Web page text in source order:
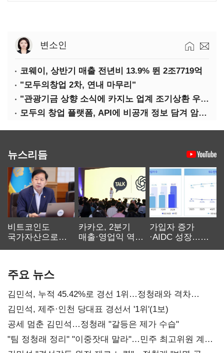
변소인
코웨이, 상반기 매출 전년비 13.9% 뛴 2조7719억
"모두의창업 2차, 연내 마무리"
"관광기금 상향 소식에 카지노 업계 조기상환 우려"
모두의 창업 플랫폼, API에 비공개 정보 담겨 암호키까지 새나갔다
뉴스리듬
비트코인도
국가자산으로…'
카카오, 2분기
매출·영업익 역대
가입자 증가
·AIDC 성장…
주요 뉴스
김민석, 누적 45.42%로 경선 1위…정청래와 격차
0.86%p(2보)
김민석, 제주·인천 당대표 경선서 '1위'(1보)
공세 멈춘 김민석…정청래 "갈등은 제가 수습"
"팀 정청래 정리" "이중잣대 말라"…민주 최고위원 계파